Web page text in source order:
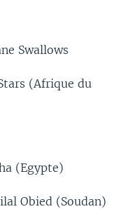
Swallows
(Afrique du
(Egypte)
Obied (Soudan)